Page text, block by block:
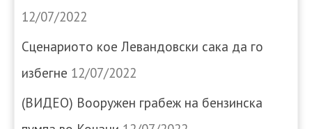
12/07/2022
Сценариото кое Левандовски сака да го
избегне 12/07/2022
(ВИДЕО) Вооружен грабеж на бензинска